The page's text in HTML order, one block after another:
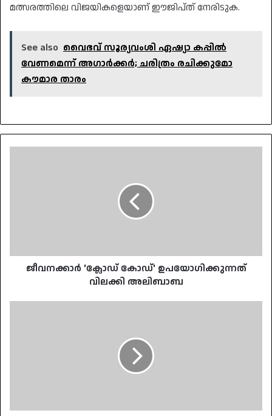
മത്സരത്തിലെ വിജയികളെയാണ് ഈജിപ്ത് നേരിടുക.
See also വൈഭവ് സൂര്യവംശി ഏഷ്യാ കപ്പിൽ
വേണമെന്ന് അഗാർക്കർ; ചരിത്രം രചിക്കുമോ
കൗമാര താരം
ജീവനക്കാർ 'ക്ലോഡ് കോഡ്' ഉപയോഗിക്കുന്നത്
വിലക്കി അലിബാബ
ആവേശകരമായ